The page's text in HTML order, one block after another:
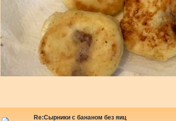
Re:Сырники с бананом без яиц